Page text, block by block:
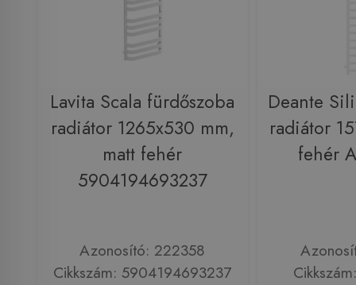
Lavita Scala fürdőszoba
radiátor 1265x530 mm,
matt fehér
5904194693237
Azonosító: 222358
Cikkszám: 5904194693237
Deante
radiátor
fehér